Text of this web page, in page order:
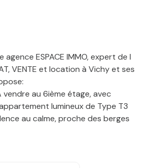
ESPACE IMMO, expert de l
VENTE et location à Vichy et ses
vendre au 6ième étage, avec
lumineux de Type T3
au calme, proche des berges